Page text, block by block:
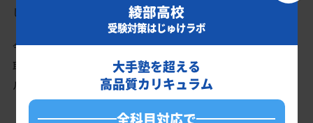
します。
今の成績・偏差値から綾部高校の入試で確実に合格最低点以上を
取る、余裕を持って合格点を取るための勉強法、学習スケジュー
ルを明確にします。
綾部高校
受験対策はじゅけラボ
大手塾を超える
高品質カリキュラム
全科目対応で